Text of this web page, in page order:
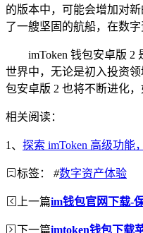
的版本中，可能会增加对
了一艘坚固的航船，在数字
imToken 钱包安卓版
世界中，无论是初入投资
包安卓版 2 也将不断进化
相关阅读：
1、 探索 imToken 高级功能
标签： #数字资产体验
上一篇im钱包官网下载-
下一篇imtoken钱包下载